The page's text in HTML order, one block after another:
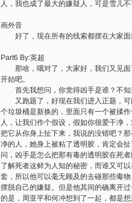
人，我也成了最大的嫌疑人，可是雪儿
画外音
好了，现在所有的线索都摆在大家面
Part6 By:英超
那啥，哦对了，大家好，我们又见面
开始吧。
首先我想问，你觉得凶手是谁？不知
又跑题了，好现在我们进入正题，可
个垃圾桶是新换的，里面只有一个被揉
人，让我们作个假设，假如你很爱干净
把它从你身上扯下来，我说的没错吧？
净的人，她身上被粘了透明胶，肯定会
问，凶手是怎么把那有毒的透明胶在死
了解死者这鲜为人知的秘密，而谁又可
套，所以他可以毫无顾及的去碰那些毒
摆脱自己的嫌疑。但是他其间的确离开
的是，周亚平和何冲想到了一起，都是